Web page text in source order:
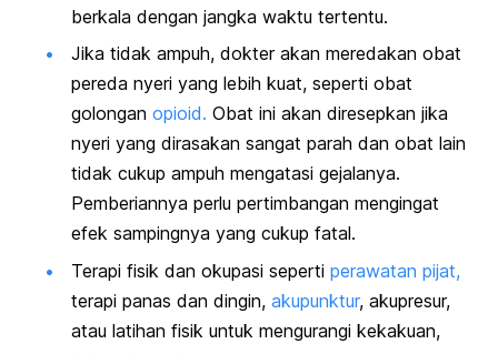
berkala dengan jangka waktu tertentu.
Jika tidak ampuh, dokter akan meredakan obat
pereda nyeri yang lebih kuat, seperti obat
golongan opioid. Obat ini akan diresepkan jika
nyeri yang dirasakan sangat parah dan obat lain
tidak cukup ampuh mengatasi gejalanya.
Pemberiannya perlu pertimbangan mengingat
efek sampingnya yang cukup fatal.
Terapi fisik dan okupasi seperti perawatan pijat,
terapi panas dan dingin, akupunktur, akupresur,
atau latihan fisik untuk mengurangi kekakuan,